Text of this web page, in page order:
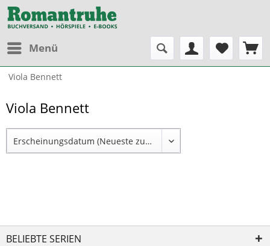
Menü
Viola Bennett
Viola Bennett
BELIEBTE SERIEN